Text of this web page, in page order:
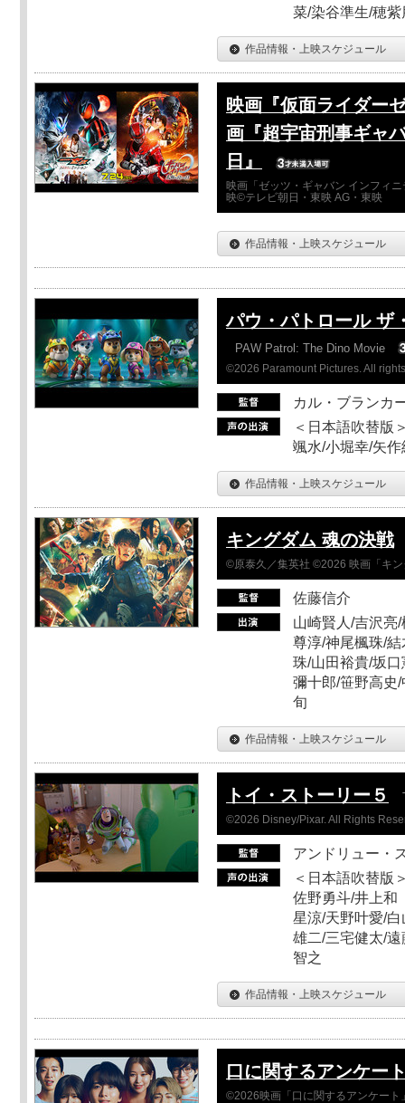
菜/染谷準生/穂
作品情報・上映スケジュール
映画『仮面ライダー
画『超宇宙刑事ギャ
日』
映画「ゼッツ・ギャバン インフィ
映©テレビ朝日・東映 AG・東映
作品情報・上映スケジュール
パウ・パトロール ザ
PAW Patrol: The Dino Movie
©2026 Paramount Pictures. All
カル・ブランカ
＜日本語吹替版
颯水/小堀幸/矢作
作品情報・上映スケジュール
キングダム 魂の決戦
©原泰久／集英社 ©2026 映画「キ
佐藤信介
山崎賢人/吉沢亮
尊淳/神尾楓珠/
珠/山田裕貴/坂
彌十郎/笹野高史
旬
作品情報・上映スケジュール
トイ・ストーリー５
©2026 Disney/Pixar. All Rights
アンドリュー・
＜日本語吹替版
佐野勇斗/井上和
星涼/天野叶愛/
雄二/三宅健太/
智之
作品情報・上映スケジュール
口に関するアンケー
©2026映画「口に関するアンケート